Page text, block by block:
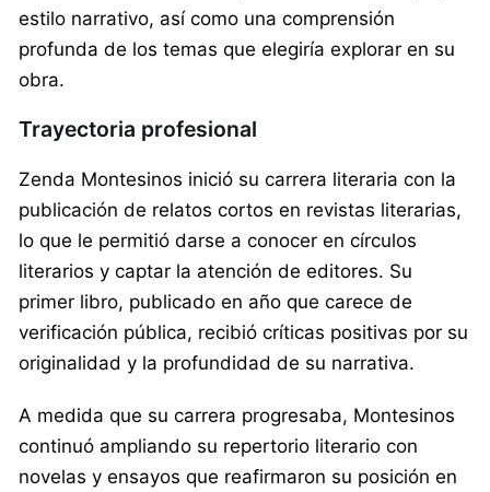
estilo narrativo, así como una comprensión
profunda de los temas que elegiría explorar en su
obra.
Trayectoria profesional
Zenda Montesinos inició su carrera literaria con la
publicación de relatos cortos en revistas literarias,
lo que le permitió darse a conocer en círculos
literarios y captar la atención de editores. Su
primer libro, publicado en año que carece de
verificación pública, recibió críticas positivas por su
originalidad y la profundidad de su narrativa.
A medida que su carrera progresaba, Montesinos
continuó ampliando su repertorio literario con
novelas y ensayos que reafirmaron su posición en